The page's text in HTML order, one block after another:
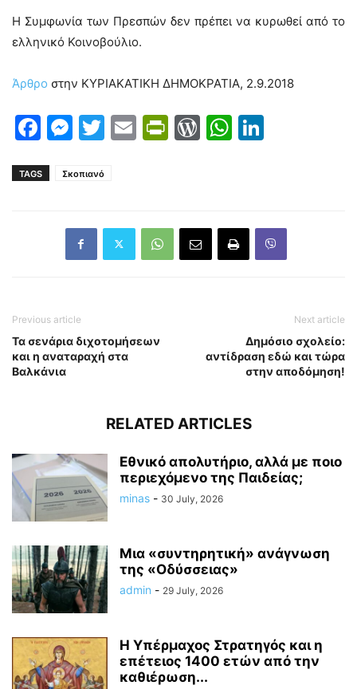
Η Συμφωνία των Πρεσπών δεν πρέπει να κυρωθεί από το
ελληνικό Κοινοβούλιο.
Άρθρο στην ΚΥΡΙΑΚΑΤΙΚΗ ΔΗΜΟΚΡΑΤΙΑ, 2.9.2018
Facebook
Messenger
Twitter
EmailPrintFriendly
WordPress
WhatsApp
TAGS Σκοπιανό
Previous article
Τα σενάρια διχοτομήσεων
και η αναταραχή στα
Βαλκάνια
Next article
Δημόσιο σχολείο:
αντίδραση εδώ και τώρα
στην αποδόμηση!
RELATED ARTICLES
Εθνικό απολυτήριο, αλλά με ποιο
περιεχόμενο της Παιδείας;
minas - 30 July, 2026
Μια «συντηρητική» ανάγνωση
της «Οδύσσειας»
admin - 29 July, 2026
Η Υπέρμαχος Στρατηγός και η
επέτειος 1400 ετών από την
καθιέρωση...